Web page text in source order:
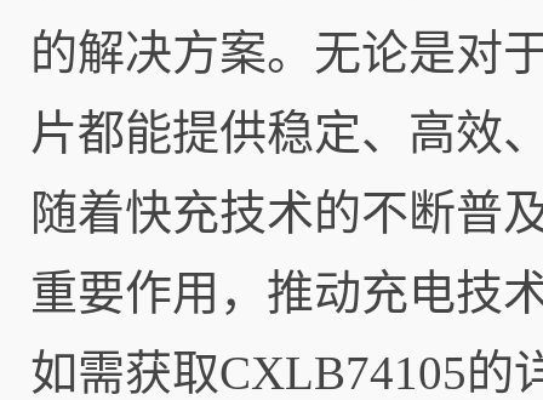
的解决方案。无论是对
片都能提供稳定、高效
随着快充技术的不断普
重要作用，推动充电技
如需获取CXLB74105的